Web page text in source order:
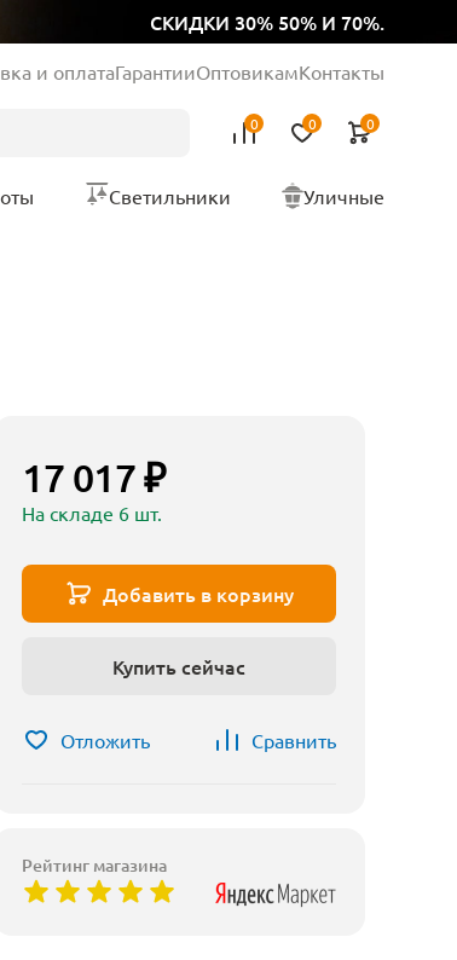
СКИДКИ 30% 50% И 70%.
и оплатаГарантииОптовикамКонтакты
0 0 0
Светильники Уличные
17 017 ₽
На складе 6 шт.
Добавить в корзину
Купить сейчас
Отложить Сравнить
Рейтинг магазина